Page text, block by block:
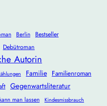
Berlin Bestseller
Debütroman
Autorin
Familie Familienroman
Gegenwartsliteratur
man lassen Kindesmissbrauch